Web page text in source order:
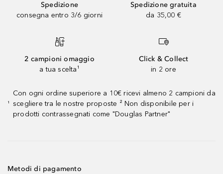
Spedizione
consegna entro 3/6 giorni
Spedizione gratuita
da 35,00 €
2 campioni omaggio
a tua scelta¹
Click & Collect
in 2 ore
¹
Con ogni ordine superiore a 10€ ricevi almeno 2 campioni da
scegliere tra le nostre proposte ² Non disponibile per i
prodotti contrassegnati come "Douglas Partner"
Metodi di pagamento